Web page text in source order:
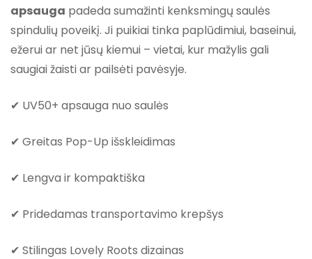
apsauga padeda sumažinti kenksmingų saulės
spindulių poveikį. Ji puikiai tinka paplūdimiui, baseinui,
ežerui ar net jūsų kiemui – vietai, kur mažylis gali
saugiai žaisti ar pailsėti pavėsyje.
✔ UV50+ apsauga nuo saulės
✔ Greitas Pop-Up išskleidimas
✔ Lengva ir kompaktiška
✔ Pridedamas transportavimo krepšys
✔ Stilingas Lovely Roots dizainas